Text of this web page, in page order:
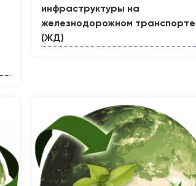
инфраструктуры на
железнодорожном транспорте
(ЖД)